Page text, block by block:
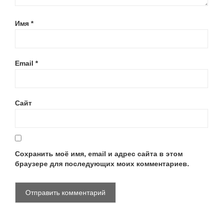
Имя *
Email *
Сайт
Сохранить моё имя, email и адрес сайта в этом
браузере для последующих моих комментариев.